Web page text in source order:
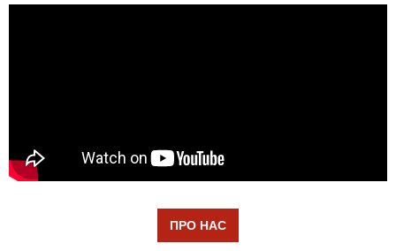
ПРО НАС